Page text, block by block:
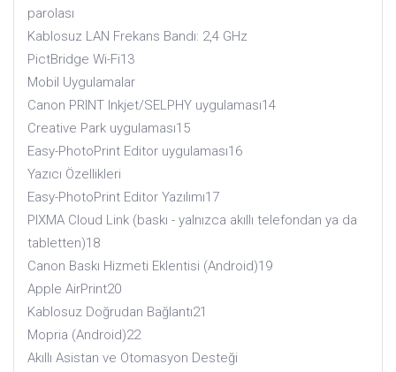
parolası
Kablosuz LAN Frekans Bandı: 2,4 GHz
PictBridge Wi-Fi13
Mobil Uygulamalar
Canon PRINT Inkjet/SELPHY uygulaması14
Creative Park uygulaması15
Easy-PhotoPrint Editor uygulaması16
Yazıcı Özellikleri
Easy-PhotoPrint Editor Yazılımı17
PIXMA Cloud Link (baskı - yalnızca akıllı telefondan ya da
tabletten)18
Canon Baskı Hizmeti Eklentisi (Android)19
Apple AirPrint20
Kablosuz Doğrudan Bağlantı21
Mopria (Android)22
Akıllı Asistan ve Otomasyon Desteği